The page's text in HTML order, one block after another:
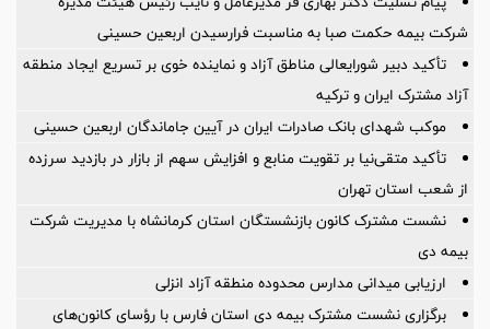
شرکت بیمه حکمت صبا به مناسبت فرارسیدن اربعین حسینی
تأکید دبیر شورایعالی مناطق آزاد و نماینده خوی بر تسریع ایجاد منطقه
آزاد مشترک ایران و ترکیه
موکب شهدای بانک صادرات ایران در آیین جاماندگان اربعین حسینی
تأکید متقی‌نیا بر تقویت منابع و افزایش سهم از بازار در بازدید سرزده
از شعب استان تهران
نشست مشترک کانون بازنشستگان استان کرمانشاه با مدیریت شرکت
بیمه دی
ارزیابی میدانی مدارس محدوده منطقه آزاد انزلی
برگزاری نشست مشترک بیمه دی استان فارس با رؤسای کانون‌های